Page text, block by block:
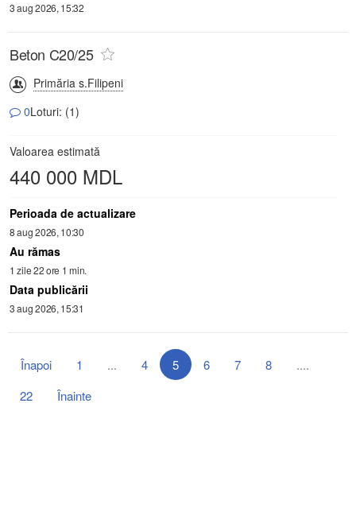
3 aug 2026, 15:32
Beton C20/25
Primăria s.Filipeni
0Loturi: (1)
Valoarea estimată
440 000 MDL
Perioada de actualizare
8 aug 2026, 10:30
Au rămas
1 zile 22 ore 1 min.
Data publicării
3 aug 2026, 15:31
Înapoi 1 ... 4 5 6 7 8
....
22
Înainte